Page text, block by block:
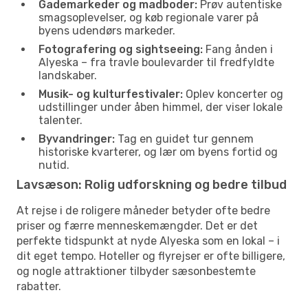
Gademarkeder og madboder: Prøv autentiske
smagsoplevelser, og køb regionale varer på
byens udendørs markeder.
Fotografering og sightseeing: Fang ånden i
Alyeska – fra travle boulevarder til fredfyldte
landskaber.
Musik- og kulturfestivaler: Oplev koncerter og
udstillinger under åben himmel, der viser lokale
talenter.
Byvandringer: Tag en guidet tur gennem
historiske kvarterer, og lær om byens fortid og
nutid.
Lavsæson: Rolig udforskning og bedre tilbud
At rejse i de roligere måneder betyder ofte bedre
priser og færre menneskemængder. Det er det
perfekte tidspunkt at nyde Alyeska som en lokal – i
dit eget tempo. Hoteller og flyrejser er ofte billigere,
og nogle attraktioner tilbyder sæsonbestemte
rabatter.